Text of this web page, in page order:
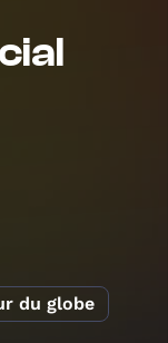
du globe